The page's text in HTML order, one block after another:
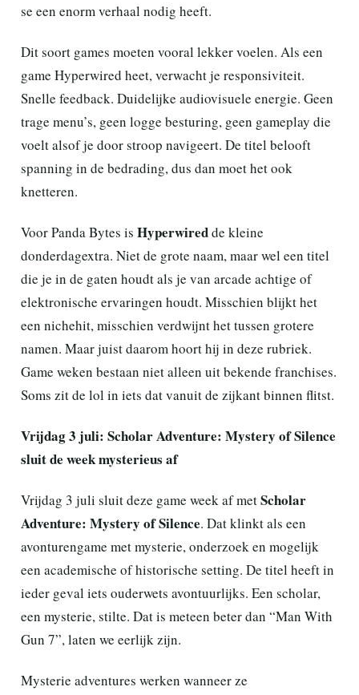
se een enorm verhaal nodig heeft.
Dit soort games moeten vooral lekker voelen. Als een
game Hyperwired heet, verwacht je responsiviteit.
Snelle feedback. Duidelijke audiovisuele energie. Geen
trage menu’s, geen logge besturing, geen gameplay die
voelt alsof je door stroop navigeert. De titel belooft
spanning in de bedrading, dus dan moet het ook
knetteren.
Voor Panda Bytes is Hyperwiredde kleine
donderdagextra. Niet de grote naam, maar wel een titel
die je in de gaten houdt als je van arcade achtige of
elektronische ervaringen houdt. Misschien blijkt het
een nichehit, misschien verdwijnt het tussen grotere
namen. Maar juist daarom hoort hij in deze rubriek.
Game weken bestaan niet alleen uit bekende franchises.
Soms zit de lol in iets dat vanuit de zijkant binnen flitst.
Vrijdag 3 juli: Scholar Adventure: Mystery of Silence
sluit de week mysterieus af
Vrijdag 3 juli sluit deze game week af metScholar
Adventure: Mystery of Silence. Dat klinkt als een
avonturengame met mysterie, onderzoek en mogelijk
een academische of historische setting. De titel heeft in
ieder geval iets ouderwets avontuurlijks. Een scholar,
een mysterie, stilte. Dat is meteen beter dan “Man With
Gun 7”, laten we eerlijk zijn.
Mysterie adventures werken wanneer ze